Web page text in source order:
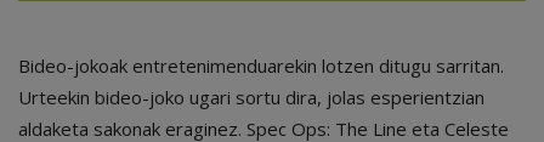
Bideo-jokoak entretenimenduarekin lotzen ditugu sarritan.
Urteekin bideo-joko ugari sortu dira, jolas esperientzian
aldaketa sakonak eraginez. Spec Ops: The Line eta Celeste